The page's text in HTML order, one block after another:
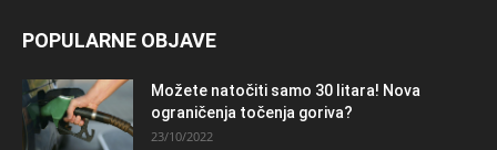
POPULARNE OBJAVE
Možete natočiti samo 30 litara! Nova
ograničenja točenja goriva?
23/10/2022